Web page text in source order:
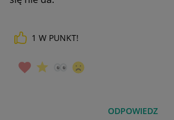
1 W PUNKT!
ODPOWIEDZ